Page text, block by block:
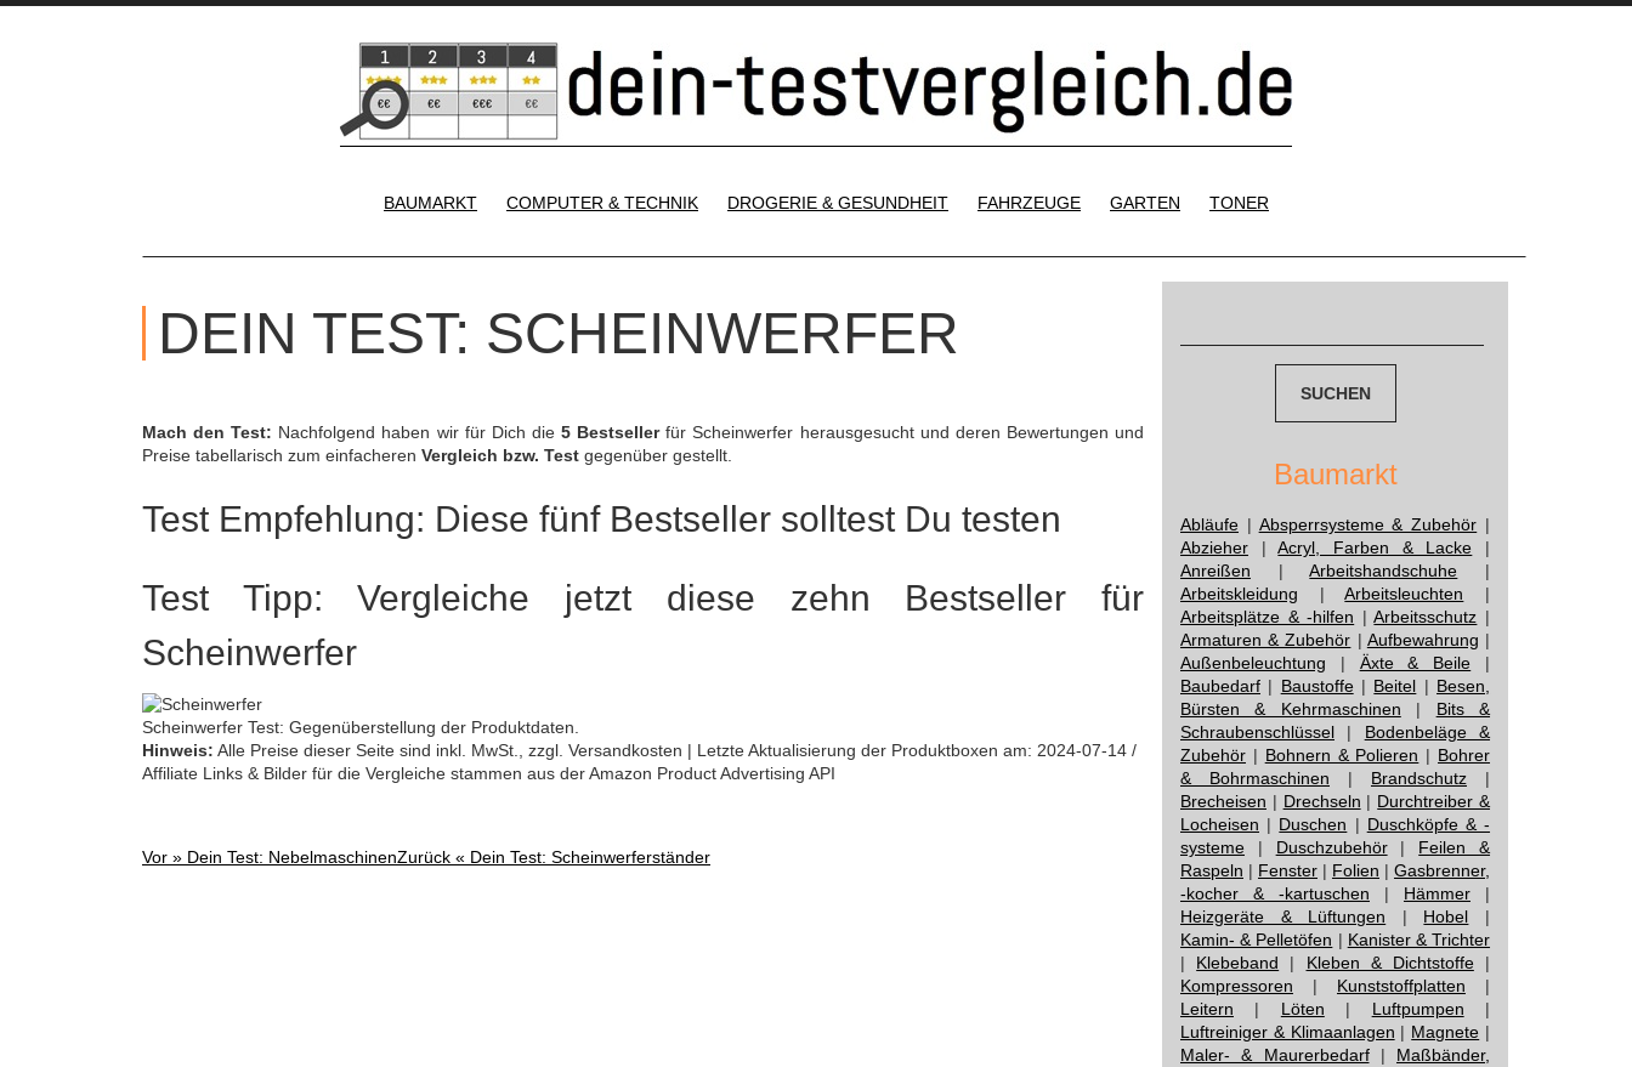
BAUMARKT
COMPUTER & TECHNIK DROGERIE & GESUNDHEIT FAHRZEUGE GARTEN TONER
DEIN TEST: SCHEINWERFER
Mach den Test: Nachfolgend haben wir für Dich die5 Bestsellerfür Scheinwerfer herausgesucht und deren Bewertungen und
Preise tabellarisch zum einfacheren Vergleich bzw. Test gegenüber gestellt.
Test Empfehlung: Diese fünf Bestseller solltest Du testen
Test Tipp: Vergleiche jetzt diese zehn Bestseller für
Scheinwerfer
Scheinwerfer Test: Gegenüberstellung der Produktdaten.
Hinweis: Alle Preise dieser Seite sind inkl. MwSt., zzgl. Versandkosten | Letzte Aktualisierung der Produktboxen am: 2024-07-14 /
Affiliate Links & Bilder für die Vergleiche stammen aus der Amazon Product Advertising API
Post
Vor » Dein Test: NebelmaschinenZurück « Dein Test: Scheinwerferständer
Baumarkt
Abläufe | Absperrsysteme & Zubehör |
Abzieher |Acryl, Farben & Lacke |
Anreißen |Arbeitshandschuhe |
Arbeitskleidung |Arbeitsleuchten |
Arbeitsplätze & -hilfen |Arbeitsschutz |
Armaturen & Zubehör | Aufbewahrung |
Außenbeleuchtung | Äxte & Beile |
Baubedarf | Baustoffe| Beitel | Besen,
Bürsten & Kehrmaschinen | Bits &
Schraubenschlüssel | Bodenbeläge &
Zubehör | Bohnern & Polieren | Bohrer
& Bohrmaschinen | Brandschutz |
Brecheisen | Drechseln | Durchtreiber &
Locheisen | Duschen | Duschköpfe & -
systeme | Duschzubehör| Feilen &
Raspeln | Fenster | Folien | Gasbrenner,
-kocher & -kartuschen | Hämmer |
Heizgeräte & Lüftungen | Hobel |
Kamin- & Pelletöfen | Kanister & Trichter
| Klebeband | Kleben & Dichtstoffe|
Kompressoren | Kunststoffplatten |
Leitern | Löten | Luftpumpen |
Luftreiniger & Klimaanlagen | Magnete |
Maler- & Maurerbedarf| Maßbänder,